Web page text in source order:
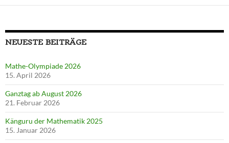
NEUESTE BEITRÄGE
Mathe-Olympiade 2026
15. April 2026
Ganztag ab August 2026
21. Februar 2026
Känguru der Mathematik 2025
15. Januar 2026